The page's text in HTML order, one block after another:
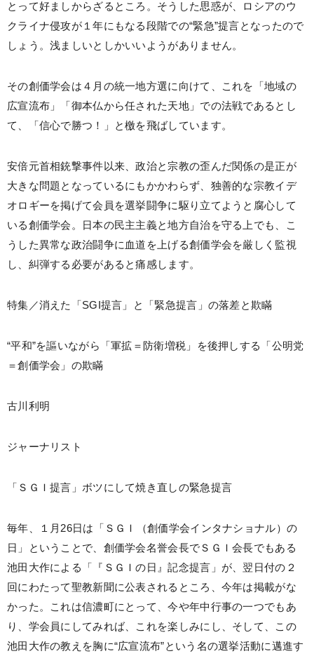
とって好ましからざるところ。そうした思惑が、ロシアのウ
クライナ侵攻が１年にもなる段階での“緊急”提言となったので
しょう。浅ましいとしかいいようがありません。
その創価学会は４月の統一地方選に向けて、これを「地域の
広宣流布」「御本仏から任された天地」での法戦であるとし
て、「信心で勝つ！」と檄を飛ばしています。
安倍元首相銃撃事件以来、政治と宗教の歪んだ関係の是正が
大きな問題となっているにもかかわらず、独善的な宗教イデ
オロギーを掲げて会員を選挙闘争に駆り立てようと腐心して
いる創価学会。日本の民主主義と地方自治を守る上でも、こ
うした異常な政治闘争に血道を上げる創価学会を厳しく監視
し、糾弾する必要があると痛感します。
特集／消えた「SGI提言」と「緊急提言」の落差と欺瞞
“平和”を謳いながら「軍拡＝防衛増税」を後押しする「公明党
＝創価学会」の欺瞞
古川利明
ジャーナリスト
「ＳＧＩ提言」ボツにして焼き直しの緊急提言
毎年、１月26日は「ＳＧＩ（創価学会インタナショナル）の
日」ということで、創価学会名誉会長でＳＧＩ会長でもある
池田大作による「『ＳＧＩの日』記念提言」が、翌日付の２
回にわたって聖教新聞に公表されるところ、今年は掲載がな
かった。これは信濃町にとって、今や年中行事の一つでもあ
り、学会員にしてみれば、これを楽しみにし、そして、この
池田大作の教えを胸に“広宣流布”という名の選挙活動に邁進す